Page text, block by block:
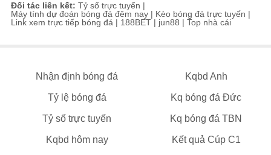
Đối tác liên kết: Tỷ số trực tuyến |
Máy tính dự đoán bóng đá đêm nay | Kèo bóng đá trực tuyến |
Link xem trực tiếp bóng đá | 188BET | jun88 | Top nhà cái
Nhận định bóng đá Kqbd Anh
Tỷ lệ bóng đá Kq bóng đá Đức
Tỷ số trực tuyến Kq bóng đá TBN
Kqbd hôm nay Kết quả Cúp C1